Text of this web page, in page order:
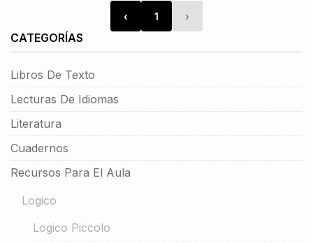
‹ 1 ›
CATEGORÍAS
Libros De Texto
Lecturas De Idiomas
Literatura
Cuadernos
Recursos Para El Aula
Logico
Logico Piccolo